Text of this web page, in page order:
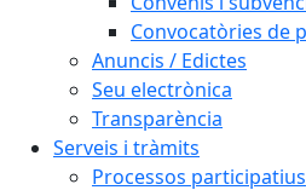
Convocatòries de
Anuncis / Edictes
Seu electrònica
Transparència
Serveis i tràmits
Processos participatius